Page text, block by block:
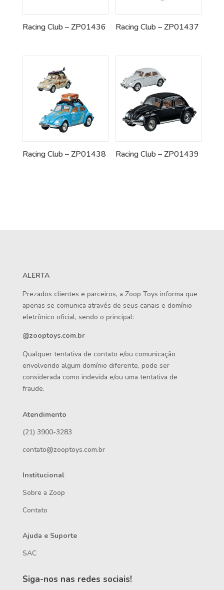
Racing Club – ZP01436 Racing Club – ZP01437
Racing Club – ZP01438 Racing Club – ZP01439
ALERTA
Prezados clientes e parceiros, a Zoop Toys informa que
apenas se comunica através de seus canais e domínio
eletrônico oficial, sendo o principal:
@zooptoys.com.br
Qualquer tentativa de contato e/ou comunicação
envolvendo algum domínio diferente, pode ser
considerada como indevida e/ou uma tentativa de
fraude.
Atendimento
(21) 3900-3283
contato@zooptoys.com.br
Institucional
Sobre a Zoop
Contato
Ajuda e Suporte
SAC
Siga-nos nas redes sociais!